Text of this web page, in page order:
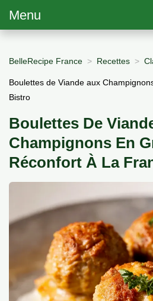
Menu
BelleRecipe France Recettes
Boulettes de Viande aux
Bistro
Boulettes De
Champignons En
Réconfort À La